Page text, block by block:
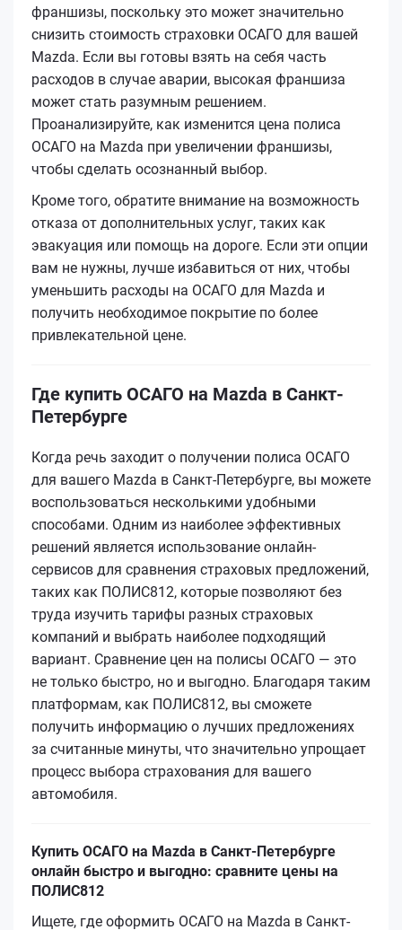
франшизы, поскольку это может значительно
снизить стоимость страховки ОСАГО для вашей
Mazda. Если вы готовы взять на себя часть
расходов в случае аварии, высокая франшиза
может стать разумным решением.
Проанализируйте, как изменится цена полиса
ОСАГО на Mazda при увеличении франшизы,
чтобы сделать осознанный выбор.
Кроме того, обратите внимание на возможность
отказа от дополнительных услуг, таких как
эвакуация или помощь на дороге. Если эти опции
вам не нужны, лучше избавиться от них, чтобы
уменьшить расходы на ОСАГО для Mazda и
получить необходимое покрытие по более
привлекательной цене.
Где купить ОСАГО на Mazda в Санкт-
Петербурге
Когда речь заходит о получении полиса ОСАГО
для вашего Mazda в Санкт-Петербурге, вы можете
воспользоваться несколькими удобными
способами. Одним из наиболее эффективных
решений является использование онлайн-
сервисов для сравнения страховых предложений,
таких как ПОЛИС812, которые позволяют без
труда изучить тарифы разных страховых
компаний и выбрать наиболее подходящий
вариант. Сравнение цен на полисы ОСАГО — это
не только быстро, но и выгодно. Благодаря таким
платформам, как ПОЛИС812, вы сможете
получить информацию о лучших предложениях
за считанные минуты, что значительно упрощает
процесс выбора страхования для вашего
автомобиля.
Купить ОСАГО на Mazda в Санкт-Петербурге
онлайн быстро и выгодно: сравните цены на
ПОЛИС812
Ищете, где оформить ОСАГО на Mazda в Санкт-